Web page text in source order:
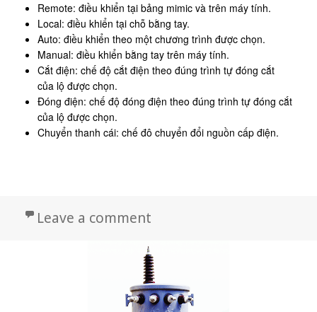
Remote: điều khiển tại bảng mimic và trên máy tính.
Local: điều khiển tại chỗ bằng tay.
Auto: điều khiển theo một chương trình được chọn.
Manual: điều khiển bằng tay trên máy tính.
Cắt điện: chế độ cắt điện theo đúng trình tự đóng cắt
của lộ được chọn.
Đóng điện: chế độ đóng điện theo đúng trình tự đóng cắt
của lộ được chọn.
Chuyển thanh cái: chế đô chuyển đổi nguồn cấp điện.
Leave a comment